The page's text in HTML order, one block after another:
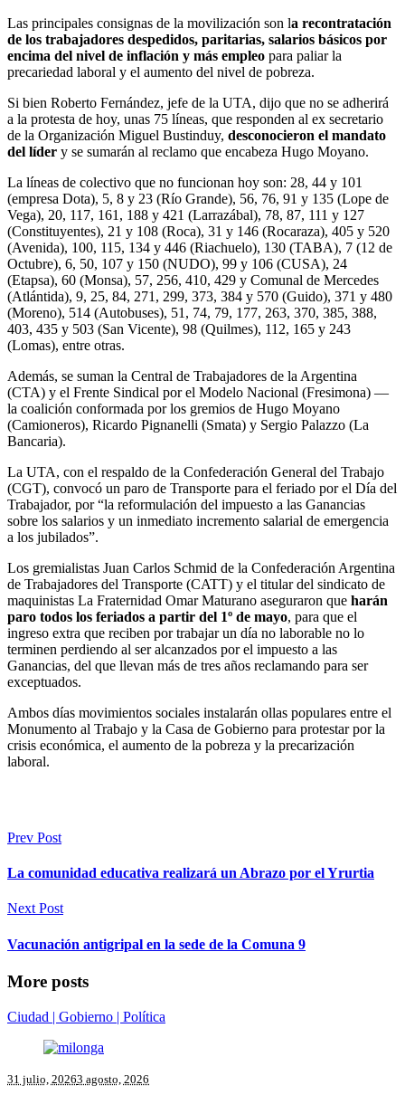
Las principales consignas de la movilización son la recontratación
de los trabajadores despedidos, paritarias, salarios básicos por
encima del nivel de inflación y más empleo para paliar la
precariedad laboral y el aumento del nivel de pobreza.
Si bien Roberto Fernández, jefe de la UTA, dijo que no se adherirá
a la protesta de hoy, unas 75 líneas, que responden al ex secretario
de la Organización Miguel Bustinduy, desconocieron el mandato
del líder y se sumarán al reclamo que encabeza Hugo Moyano.
La líneas de colectivo que no funcionan hoy son: 28, 44 y 101
(empresa Dota), 5, 8 y 23 (Río Grande), 56, 76, 91 y 135 (Lope de
Vega), 20, 117, 161, 188 y 421 (Larrazábal), 78, 87, 111 y 127
(Constituyentes), 21 y 108 (Roca), 31 y 146 (Rocaraza), 405 y 520
(Avenida), 100, 115, 134 y 446 (Riachuelo), 130 (TABA), 7 (12 de
Octubre), 6, 50, 107 y 150 (NUDO), 99 y 106 (CUSA), 24
(Etapsa), 60 (Monsa), 57, 256, 410, 429 y Comunal de Mercedes
(Atlántida), 9, 25, 84, 271, 299, 373, 384 y 570 (Guido), 371 y 480
(Moreno), 514 (Autobuses), 51, 74, 79, 177, 263, 370, 385, 388,
403, 435 y 503 (San Vicente), 98 (Quilmes), 112, 165 y 243
(Lomas), entre otras.
Además, se suman la Central de Trabajadores de la Argentina
(CTA) y el Frente Sindical por el Modelo Nacional (Fresimona) —
la coalición conformada por los gremios de Hugo Moyano
(Camioneros), Ricardo Pignanelli (Smata) y Sergio Palazzo (La
Bancaria).
La UTA, con el respaldo de la Confederación General del Trabajo
(CGT), convocó un paro de Transporte para el feriado por el Día del
Trabajador, por “la reformulación del impuesto a las Ganancias
sobre los salarios y un inmediato incremento salarial de emergencia
a los jubilados”.
Los gremialistas Juan Carlos Schmid de la Confederación Argentina
de Trabajadores del Transporte (CATT) y el titular del sindicato de
maquinistas La Fraternidad Omar Maturano aseguraron que harán
paro todos los feriados a partir del 1º de mayo, para que el
ingreso extra que reciben por trabajar un día no laborable no lo
terminen perdiendo al ser alcanzados por el impuesto a las
Ganancias, del que llevan más de tres años reclamando para ser
exceptuados.
Ambos días movimientos sociales instalarán ollas populares entre el
Monumento al Trabajo y la Casa de Gobierno para protestar por la
crisis económica, el aumento de la pobreza y la precarización
laboral.
Prev Post
La comunidad educativa realizará un Abrazo por el Yrurtia
Next Post
Vacunación antigripal en la sede de la Comuna 9
More posts
Ciudad | Gobierno | Política
31 julio, 20263 agosto, 2026